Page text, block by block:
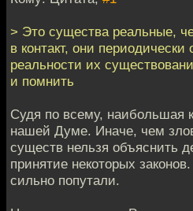
> Это существа реальные,
в контакт, они
реальности их
и помнить
Судя по всему, наибольшая
нашей Думе. Иначе, чем
существ нельзя объяснить
принятие некоторых
сильно попутали.